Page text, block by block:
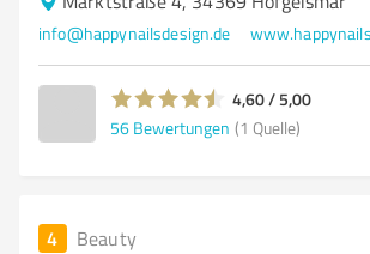
info@happynailsdesign.de
4,60 / 5,00
56 Bewertungen (1 Quelle)
4 Beauty